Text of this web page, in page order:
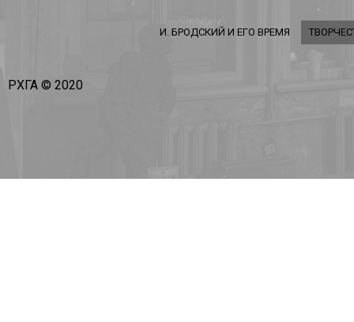
И. БРОДСКИЙ И ЕГО ВРЕМЯ
РХГА © 2020